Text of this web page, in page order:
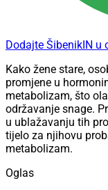
Dodajte ŠibenikIN u
Kako žene stare,
promjene u
metabolizam, što
održavanje snage.
u ublažavanju tih
tijelo za njihovu
metabolizam.
Oglas